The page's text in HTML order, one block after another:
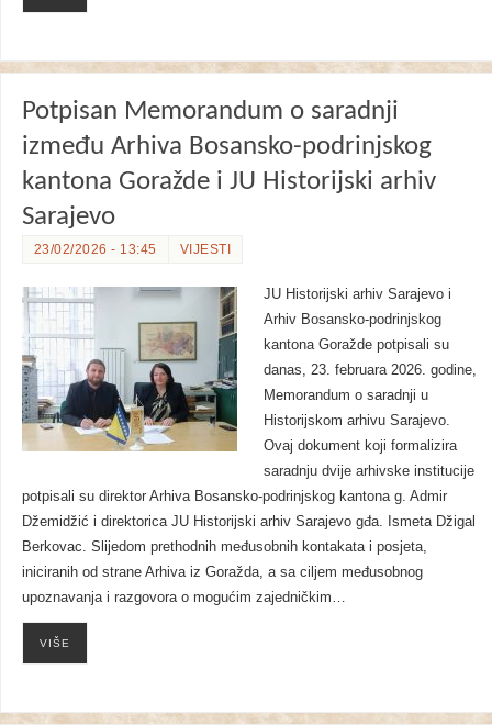
Potpisan Memorandum o saradnji
između Arhiva Bosansko-podrinjskog
kantona Goražde i JU Historijski arhiv
Sarajevo
23/02/2026 - 13:45 VIJESTI
JU Historijski arhiv Sarajevo i
Arhiv Bosansko-podrinjskog
kantona Goražde potpisali su
danas, 23. februara 2026. godine,
Memorandum o saradnji u
Historijskom arhivu Sarajevo.
Ovaj dokument koji formalizira
saradnju dvije arhivske institucije
potpisali su direktor Arhiva Bosansko-podrinjskog kantona g. Admir
Džemidžić i direktorica JU Historijski arhiv Sarajevo gđa. Ismeta Džigal
Berkovac. Slijedom prethodnih međusobnih kontakata i posjeta,
iniciranih od strane Arhiva iz Goražda, a sa ciljem međusobnog
upoznavanja i razgovora o mogućim zajedničkim…
VIŠE